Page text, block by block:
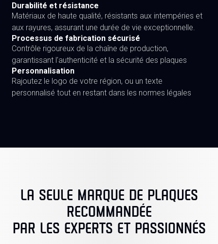
Durabilité et résistance
Matériaux de haute qualité, résistants aux intempéries et
aux rayures, assurant une durée de vie exceptionnelle.
Processus de fabrication sécurisé
Contrôle rigoureux de la chaîne de production,
garantissant l'authenticité et la sécurité des plaques
Personnalisation
Rajoutez le logo de votre région, ou un texte
personnalisé tout en restant dans les normes légales
LA SEULE MARQUE DE PLAQUES
RECOMMANDÉE
PAR LES EXPERTS ET PASSIONNÉS